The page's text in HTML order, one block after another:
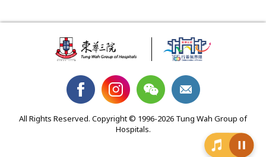
All Rights Reserved. Copyright © 1996-2026 Tung Wah Group of
Hospitals.